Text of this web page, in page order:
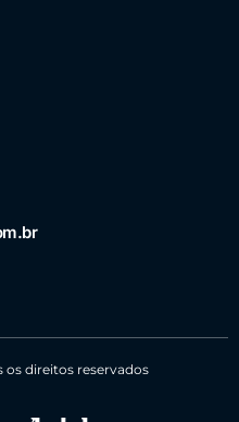
os direitos reservados